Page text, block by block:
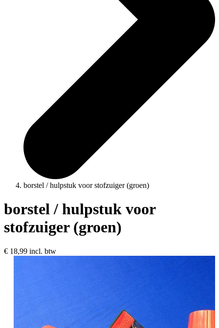
borstel / hulpstuk voor stofzuiger (groen)
borstel / hulpstuk voor
stofzuiger (groen)
€ 18,99 incl. btw